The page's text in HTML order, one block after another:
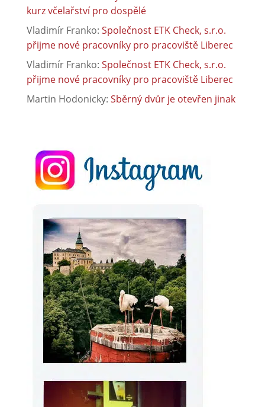
kurz včelařství pro dospělé
Vladimír Franko: Společnost ETK Check, s.r.o.
přijme nové pracovníky pro pracoviště Liberec
Vladimír Franko: Společnost ETK Check, s.r.o.
přijme nové pracovníky pro pracoviště Liberec
Martin Hodonicky: Sběrný dvůr je otevřen jinak